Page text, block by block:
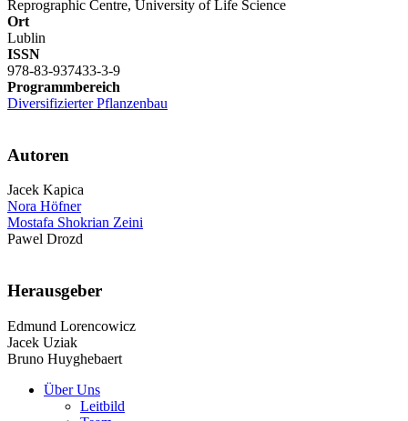
Reprographic Centre, University of Life Science
Ort
Lublin
ISSN
978-83-937433-3-9
Programmbereich
Diversifizierter Pflanzenbau
Autoren
Jacek Kapica
Nora Höfner
Mostafa Shokrian Zeini
Pawel Drozd
Herausgeber
Edmund Lorencowicz
Jacek Uziak
Bruno Huyghebaert
Über Uns
Leitbild